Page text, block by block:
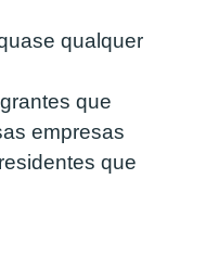
qualquer
que
empresas
que